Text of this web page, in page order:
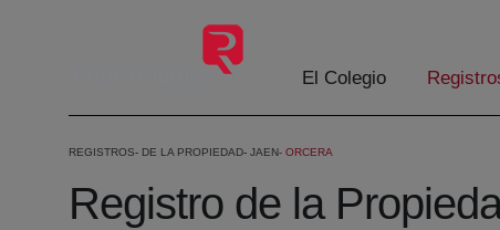
El Colegio
REGISTROS DE LA PROPIEDAD JAEN ORCERA
Registro de la